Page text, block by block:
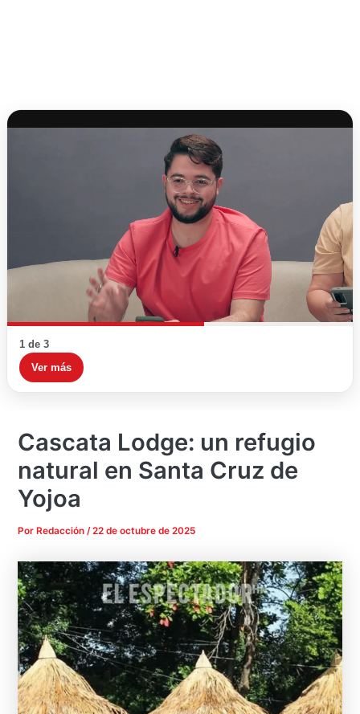
1 de 3
Ver más
Cascata Lodge: un refugio
natural en Santa Cruz de
Yojoa
Por Redacción/22 de octubre de 2025